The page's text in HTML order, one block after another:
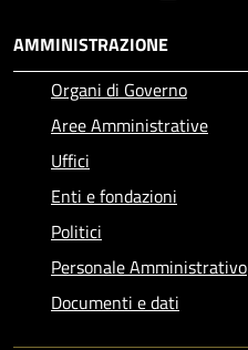
AMMINISTRAZIONE
Organi di Governo
Aree Amministrative
Uffici
Enti e fondazioni
Politici
Personale Amministrativo
Documenti e dati